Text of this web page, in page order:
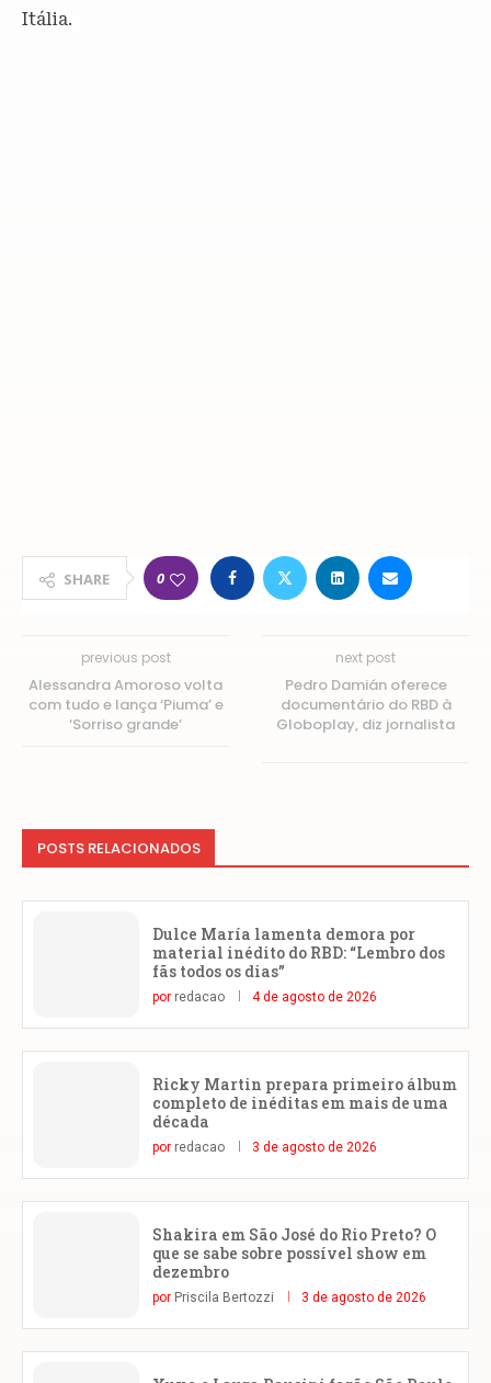
Itália.
SHARE 0
previous post
Alessandra Amoroso volta
com tudo e lança ‘Piuma’ e
‘Sorriso grande’
next post
Pedro Damián oferece
documentário do RBD à
Globoplay, diz jornalista
POSTS RELACIONADOS
Dulce María lamenta demora por
material inédito do RBD: “Lembro dos
fãs todos os dias”
por redacao 4 de agosto de 2026
Ricky Martin prepara primeiro álbum
completo de inéditas em mais de uma
década
por redacao 3 de agosto de 2026
Shakira em São José do Rio Preto? O
que se sabe sobre possível show em
dezembro
por Priscila Bertozzi 3 de agosto de 2026